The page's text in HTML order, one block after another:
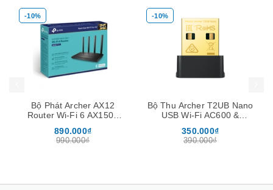
-10%
Bộ Phát Archer AX12
Router Wi-Fi 6 AX1500
890.000₫
990.000₫
-10%
Bộ Thu Archer T2UB Nano
USB Wi-Fi AC600 &
350.000₫
390.000₫